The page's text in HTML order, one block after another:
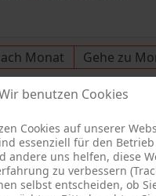
Monat Gehe zu
Mittwoch, 19.
Es wurden keine Events
benutzen Cookies
Cookies auf unserer
essenziell für den Betrieb
andere uns helfen, diese
zu verbessern
selbst entscheiden, ob